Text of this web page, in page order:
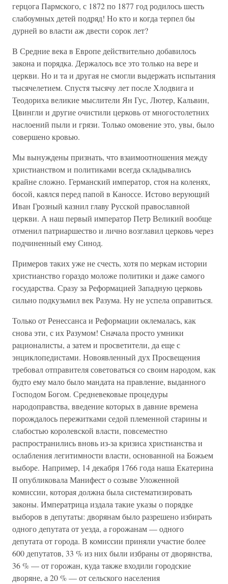
герцога Пармского, с 1872 по 1877 год родилось шесть
слабоумных детей подряд! Но кто и когда терпел бы
дурней во власти аж двести сорок лет?
В Средние века в Европе действительно добавилось
закона и порядка. Держалось все это только на вере и
церкви. Но и та и другая не смогли выдержать испытания
тысячелетием. Спустя тысячу лет после Хлодвига и
Теодориха великие мыслители Ян Гус, Лютер, Кальвин,
Цвингли и другие очистили церковь от многостолетних
наслоений пыли и грязи. Только омовение это, увы, было
совершено кровью.
Мы вынуждены признать, что взаимоотношения между
христианством и политиками всегда складывались
крайне сложно. Германский император, стоя на коленях,
босой, каялся перед папой в Каноссе. Истово верующий
Иван Грозный казнил главу Русской православной
церкви. А наш первый император Петр Великий вообще
отменил патриаршество и лично возглавил церковь через
подчиненный ему Синод.
Примеров таких уже не счесть, хотя по меркам истории
христианство гораздо моложе политики и даже самого
государства. Сразу за Реформацией Западную церковь
сильно подкузьмил век Разума. Ну не успела оправиться.
Только от Ренессанса и Реформации оклемалась, как
снова эти, с их Разумом! Сначала просто умники
рационалисты, а затем и просветители, да еще с
энциклопедистами. Новоявленный дух Просвещения
требовал отправителя советоваться со своим народом, как
будто ему мало было мандата на правление, выданного
Господом Богом. Средневековые процедуры
народоправства, введение которых в давние времена
порождалось пережитками седой племенной старины и
слабостью королевской власти, повсеместно
распространились вновь из-за кризиса христианства и
ослабления легитимности власти, основанной на Божьем
выборе. Например, 14 декабря 1766 года наша Екатерина
II опубликовала Манифест о созыве Уложенной
комиссии, которая должна была систематизировать
законы. Императрица издала такие указы о порядке
выборов в депутаты: дворянам было разрешено избирать
одного депутата от уезда, а горожанам — одного
депутата от города. В комиссии приняли участие более
600 депутатов, 33 % из них были избраны от дворянства,
36 % — от горожан, куда также входили городские
дворяне, а 20 % — от сельского населения